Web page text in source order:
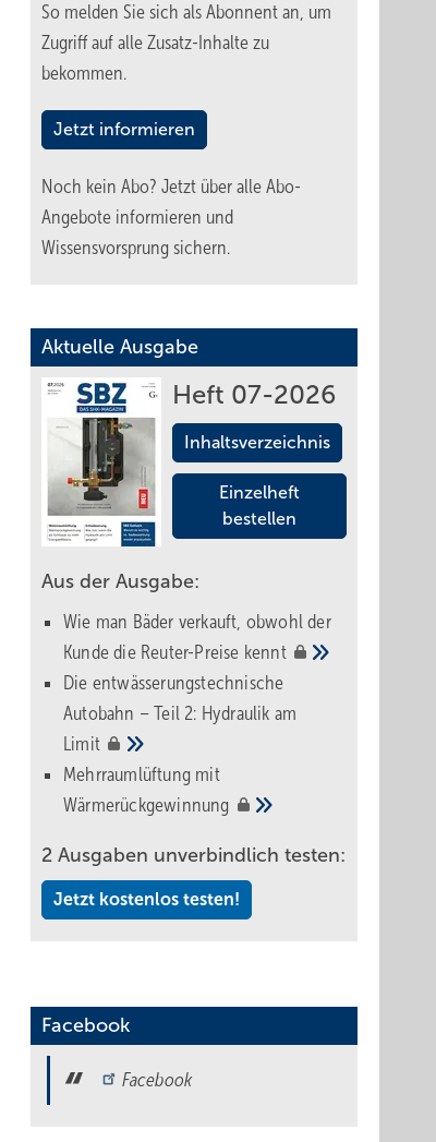
So melden Sie sich als Abonnent an, um
Zugriff auf alle Zusatz-Inhalte zu
bekommen.
Jetzt informieren
Noch kein Abo? Jetzt über alle Abo-
Angebote informieren und
Wissensvorsprung sichern.
Aktuelle Ausgabe
Heft 07-2026
Inhaltsverzeichnis
Einzelheft
bestellen
Aus der Ausgabe:
Wie man Bäder verkauft, obwohl der
Kunde die Reuter-Preise kennt
Die entwässerungstechnische
Autobahn – Teil 2: Hydraulik am
Limit
Mehrraumlüftung mit
Wärmerückgewinnung
2 Ausgaben unverbindlich testen:
Jetzt kostenlos testen!
Facebook
Facebook